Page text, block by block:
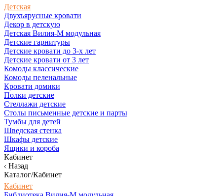
Детская
Двухъярусные кровати
Декор в детскую
Детская Вилия-М модульная
Детские гарнитуры
Детские кровати до 3-х лет
Детские кровати от 3 лет
Комоды классические
Комоды пеленальные
Кровати домики
Полки детские
Стеллажи детские
Столы письменные детские и парты
Тумбы для детей
Шведская стенка
Шкафы детские
Ящики и короба
Кабинет
Назад
Каталог/Кабинет
Кабинет